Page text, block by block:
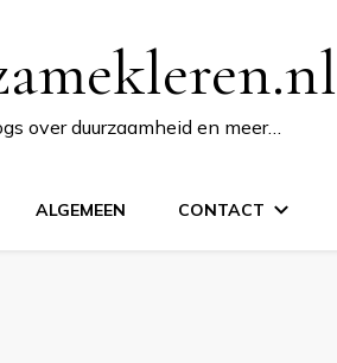
over duurzaamheid en meer…
ALGEMEEN CONTACT